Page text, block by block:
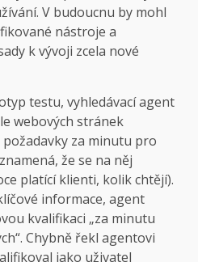
V budoucnu by mohl
nástroje a
k vývoji zcela nové
testu, vyhledávací agent
webových stránek
za minutu pro
že se na něj
platící klienti, kolik chtějí).
informace, agent
kvalifikaci „za minutu
Chybně řekl agentovi
jako uživatel